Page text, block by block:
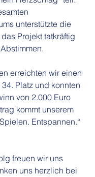
unterstützte die
Projekt tatkräftig
erreichten wir einen
Platz und konnten
von 2.000 Euro
kommt unserem
Entspannen.“
freuen wir uns
uns herzlich bei